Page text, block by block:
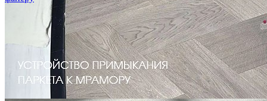
Укладка модульного паркета с финишным покрытием на